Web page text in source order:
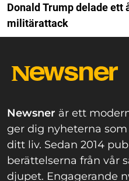
Donald Trump delade ett
militärattack
Newsner är ett
ger dig nyheterna
ditt liv. Sedan 2014
berättelserna från vår
djupet. Engagerande